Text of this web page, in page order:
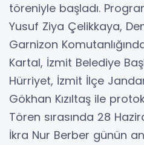
töreniyle başladı.
Yusuf Ziya Çelikkaya,
Garnizon
Kartal, İzmit Belediye
Hürriyet, İzmit İlçe
Gökhan Kızıltaş ile
Tören sırasında 28
İkra Nur Berber günün